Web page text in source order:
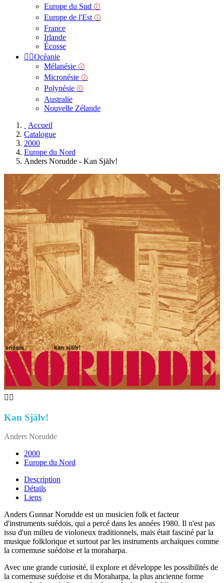
Europe du Sud 🛈
Europe de l'Est 🛈
France
Irlande
Écosse
 Océanie
Mélanésie 🛈
Micronésie 🛈
Polynésie 🛈
Australie
Nouvelle Zélande
Accueil
Catalogue
2000
Europe du Nord
Anders Norudde - Kan Själv!
 
Kan Själv!
Anders Norudde
2000
Europe du Nord
Description
Détails
Liens
Anders Gunnar Norudde est un musicien folk et facteur
d'instruments suédois, qui a percé dans les années 1980. Il n'est pas
issu d'un milieu de violoneux traditionnels, mais était fasciné par la
musique folklorique et surtout par les instruments archaïques comme
la cornemuse suédoise et la moraharpa.
Avec une grande curiosité, il explore et développe les possibilités de
la cornemuse suédoise et du Moraharpa, la plus ancienne forme